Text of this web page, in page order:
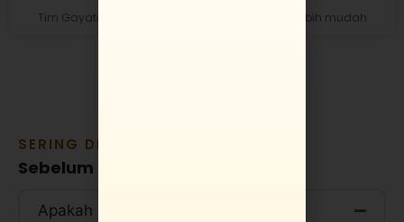
Tim Gayatex siap membantu Anda membuat lebih mudah
SERING DITANYAKAN
Sebelum pesan, cek dulu di sini.
Apakah ada biaya pendaftaran?